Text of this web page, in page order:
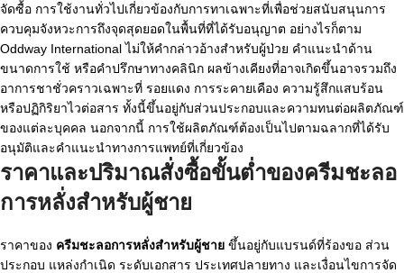
จัดซื้อ การใช้งานทั่วไปเกี่ยวข้องกับการทาเฉพาะที่เพื่อช่วยสนับสนุนการ
ควบคุมจังหวะการถึงจุดสุดยอดในพื้นที่ที่ได้รับอนุญาต อย่างไรก็ตาม
Oddway International ไม่ให้คำกล่าวอ้างสำหรับผู้ป่วย คำแนะนำด้าน
ขนาดการใช้ หรือคำปรึกษาทางคลินิก ผลข้างเคียงที่อาจเกิดขึ้นอาจรวมถึง
อาการชาชั่วคราวเฉพาะที่ รอยแดง การระคายเคือง ความรู้สึกแสบร้อน
หรือปฏิกิริยาไวต่อสาร ทั้งนี้ขึ้นอยู่กับส่วนประกอบและความทนต่อผลิตภัณฑ์
ของแต่ละบุคคล นอกจากนี้ การใช้ผลิตภัณฑ์ต้องเป็นไปตามฉลากที่ได้รับ
อนุมัติและคำแนะนำทางการแพทย์ที่เกี่ยวข้อง
ราคาและปริมาณสั่งซื้อขั้นต่ำของครีมชะลอ
การหลั่งสำหรับผู้ชาย
ราคาของ ครีมชะลอการหลั่งสำหรับผู้ชาย ขึ้นอยู่กับแบรนด์ที่ร้องขอ ส่วน
ประกอบ แหล่งกำเนิด ระดับเอกสาร ประเทศปลายทาง และเงื่อนไขการจัด